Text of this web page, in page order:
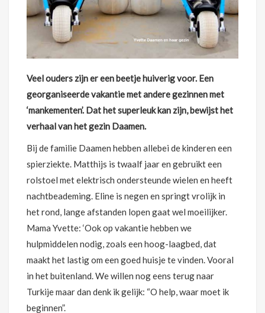
Veel ouders zijn er een beetje huiverig voor. Een
georganiseerde vakantie met andere gezinnen met
‘mankementen’. Dat het superleuk kan zijn, bewijst het
verhaal van het gezin Daamen.
Bij de familie Daamen hebben allebei de kinderen een
spierziekte. Matthijs is twaalf jaar en gebruikt een
rolstoel met elektrisch ondersteunde wielen en heeft
nachtbeademing. Eline is negen en springt vrolijk in
het rond, lange afstanden lopen gaat wel moeilijker.
Mama Yvette: ‘Ook op vakantie hebben we
hulpmiddelen nodig, zoals een hoog-laagbed, dat
maakt het lastig om een goed huisje te vinden. Vooral
in het buitenland. We willen nog eens terug naar
Turkije maar dan denk ik gelijk: “O help, waar moet ik
beginnen”.